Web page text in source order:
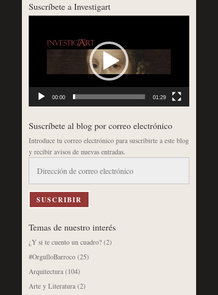
Suscríbete a Investigart
00:00 01:29
Suscríbete al blog por correo electrónico
Introduce tu correo electrónico para suscribirte a este blog
y recibir avisos de nuevas entradas.
correo
electrónico
SUSCRIBIR
Temas de nuestro interés
¿Y si te cuento un cuadro?(2)
#OrgulloBarroco(25)
Arquitectura(104)
Arte y Literatura(2)